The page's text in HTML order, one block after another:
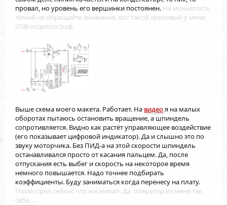
провал, но уровень его вершинки постоянен. На мохнатость
линий не обращайте внимание, вот такой хреновый у меня
USB-осциллограф.
Выше схема моего макета. Работает. На видеоя на малых
оборотах пытаюсь остановить вращение, а шпиндель
сопротивляется. Видно как растёт управляющее воздействие
(его показывает цифровой индикатор). Да и слышно это по
звуку моторчика. Без ПИД-а на этой скорости шпиндель
останавливался просто от касания пальцем. Да, после
отпускания есть выбег и скорость на некоторое время
немного повышается. Надо точнее подбирать
коэффициенты. Буду заниматься когда перенесу на плату.
Посмотрел сейчас что наснимал. Да, оператор из меня так
себе…